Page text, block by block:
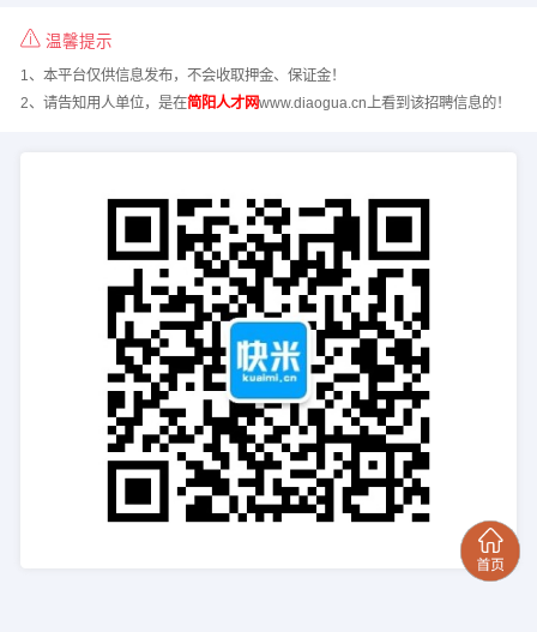
温馨提示
1、本平台仅供信息发布，不会收取押金、保证金！
2、请告知用人单位，是在简阳人才网www.diaogua.cn上看到该招聘信息的！